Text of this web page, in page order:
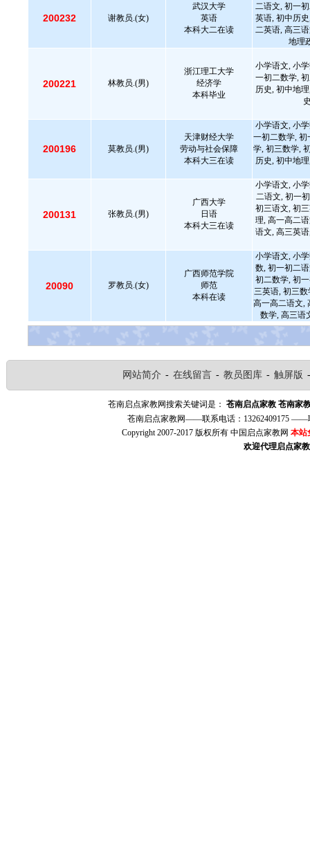
200232 谢教员.(女)
武汉大学
英语
本科大二在读
二语文, 初一
英语, 初中历
二英语, 高三
地理
200221 林教员.(男)
浙江理工大学
经济学
本科毕业
小学语文, 小
一初二数学,
历史, 初中地
200196 莫教员.(男)
天津财经大学
劳动与社会保障
本科大三在读
小学语文, 小
一初二数学, 初
学, 初三数学,
历史, 初中地
200131 张教员.(男)
广西大学
日语
本科大三在读
小学语文, 小
二语文, 初一
初三语文, 初
理, 高一高二
语文, 高三英
20090 罗教员.(女)
广西师范学院
师范
本科在读
小学语文, 小
数, 初一初二
初二数学, 初
三英语, 初三
高一高二语文,
数学, 高三语
网站简介 - 在线留言 - 教员图库 - 触屏版
苍南启点家教网搜索关键词是： 苍南启点家教 苍南家
苍南启点家教网——联系电话：13262409175
Copyright 2007-2017 版权所有 中国启点家教网 本站
欢迎代理启点家